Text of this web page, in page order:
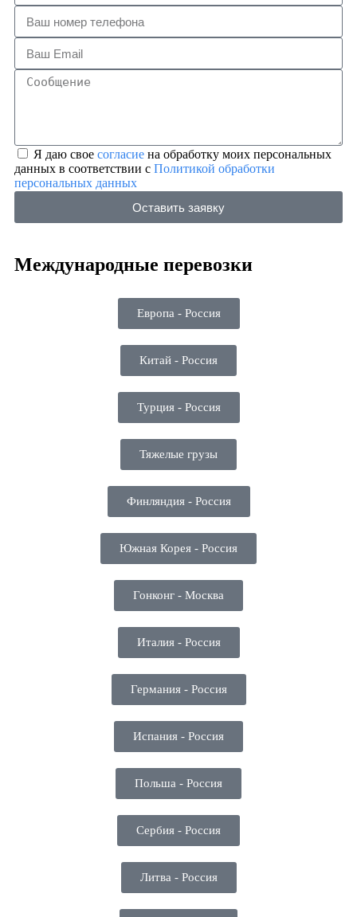
Я даю свое согласие на обработку моих персональных
данных в соответствии с Политикой обработки
персональных данных
Оставить заявку
Международные перевозки
Европа - Россия
Китай - Россия
Турция - Россия
Тяжелые грузы
Финляндия - Россия
Южная Корея - Россия
Гонконг - Москва
Италия - Россия
Германия - Россия
Испания - Россия
Польша - Россия
Сербия - Россия
Литва - Россия